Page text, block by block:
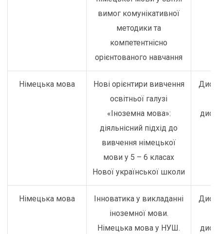
вимог комунікативної
методики та
компетентнісно
орієнтованого навчання
Німецька мова
Нові орієнтири вивчення
освітньої галузі
«Іноземна мова»:
діяльнісний підхід до
вивчення німецької
мови у 5 – 6 класах
Нової української школи
Німецька мова
Інноватика у викладанні
іноземної мови.
Німецька мова у НУШ.